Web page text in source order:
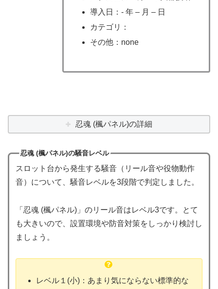
導入日：- 年 – 月 – 日
カテゴリ：
その他：none
忍魂 (楓パネル)の詳細
忍魂 (楓パネル)の騒音レベル
スロット台から発生する騒音（リール音や役物動作
音）について、騒音レベルを3段階で判定しました。
「忍魂 (楓パネル)」のリール音はレベル3です。とて
も大きいので、設置環境や防音対策をしっかり検討し
ましょう。
レベル１(小)：あまり気にならない標準的な